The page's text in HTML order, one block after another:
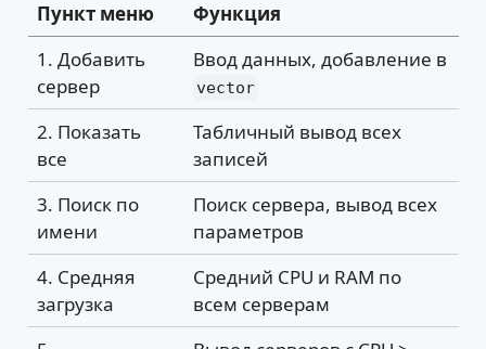
Пункт меню
Функция
1. Добавить
сервер
Ввод данных, добавление в
vector
2. Показать
все
Табличный вывод всех
записей
3. Поиск по
имени
Поиск сервера, вывод всех
параметров
4. Средняя
загрузка
Средний CPU и RAM по
всем серверам